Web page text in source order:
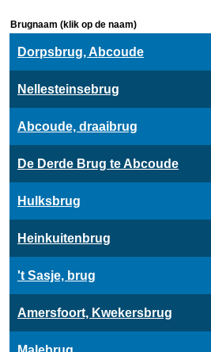
Brugnaam (klik op de naam)
Dorpsbrug, Abcoude
Nellesteinsebrug
Abcoude, draaibrug
De Derde Brug te Abcoude
Hulksbrug
Heinkuitenbrug
't Sasje, brug
Amersfoort, Kwekersbrug